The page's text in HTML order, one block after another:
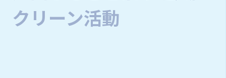
クリーン活動